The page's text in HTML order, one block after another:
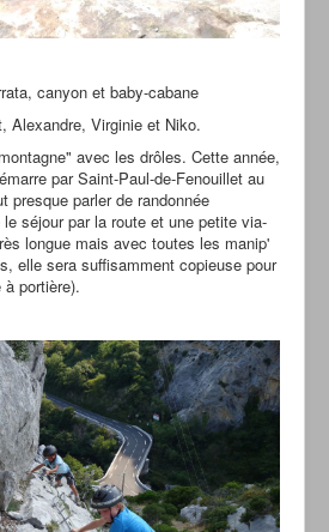
canyon et baby-cabane
Alexandre, Virginie et Niko.
avec les drôles. Cette année,
par Saint-Paul-de-Fenouillet au
presque parler de randonnée
séjour par la route et une petite via-
longue mais avec toutes les manip'
elle sera suffisamment copieuse pour
portière).